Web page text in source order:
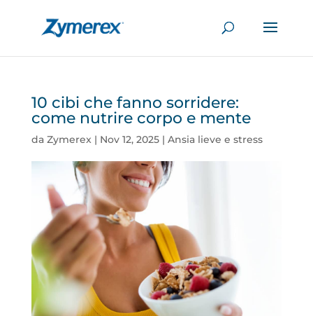
10 cibi che fanno sorridere:
come nutrire corpo e mente
da Zymerex| Nov 12, 2025| Ansia lieve e stress